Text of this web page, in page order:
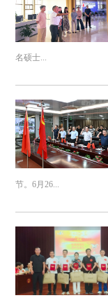
名硕士...
节。6月26...